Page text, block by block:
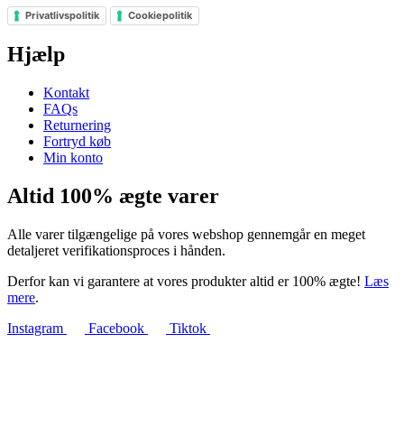
Privatlivspolitik Cookiepolitik
Hjælp
Kontakt
FAQs
Returnering
Fortryd køb
Min konto
Altid 100% ægte varer
Alle varer tilgængelige på vores webshop gennemgår en meget
detaljeret verifikationsproces i hånden.
Derfor kan vi garantere at vores produkter altid er 100% ægte! Læs
mere.
Instagram
Facebook Tiktok